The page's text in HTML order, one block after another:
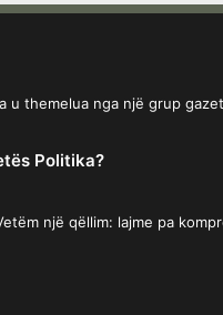
u themelua nga një grup
Politika?
një qëllim: lajme pa